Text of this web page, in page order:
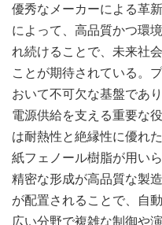
優秀なメーカーによる革
によって、高品質かつ環
れ続けることで、未来社
ことが期待されている。
おいて不可欠な基盤であ
電源供給を支える重要な
は耐熱性と絶縁性に優れ
紙フェノール樹脂が用い
精密な形成が高品質な製
が配置されることで、自
広い分野で複雑な制御や